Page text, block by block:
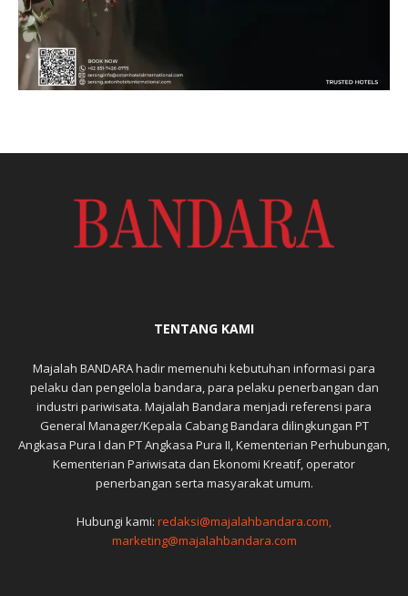
TENTANG KAMI
Majalah BANDARA hadir memenuhi kebutuhan informasi para
pelaku dan pengelola bandara, para pelaku penerbangan dan
industri pariwisata. Majalah Bandara menjadi referensi para
General Manager/Kepala Cabang Bandara dilingkungan PT
Angkasa Pura I dan PT Angkasa Pura II, Kementerian Perhubungan,
Kementerian Pariwisata dan Ekonomi Kreatif, operator
penerbangan serta masyarakat umum.
Hubungi kami: redaksi@majalahbandara.com,
marketing@majalahbandara.com